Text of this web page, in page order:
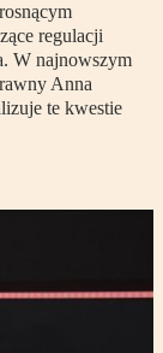
regulacji
W najnowszym
Anna
te kwestie